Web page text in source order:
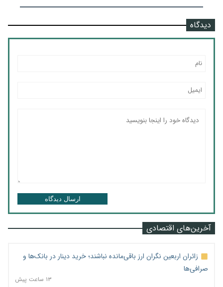
دیدگاه
ارسال دیدگاه
آخرین‌های اقتصادی
زائران اربعین نگران ارز باقی‌مانده نباشند؛ خرید دینار در بانک‌ها و
صرافی‌ها
۱۳ ساعت پیش